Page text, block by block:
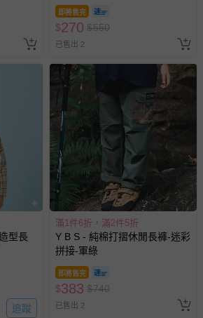
的使用、退貨及商品運送方式等有疑
咪愛客服中心。
外同步代購，遇缺貨即會通知媽咪並協
組合」等錯誤原因，導致無法安排出貨，
通知訂單取消事宜，並將提供適當補
即將售完
$270 $550
已售出 2
型長
追蹤
滿1件6折，滿2件5折
Y B S - 純棉打摺休閒長褲-迷彩
拼接-軍綠
即將售完
$383 $740
已售出 2